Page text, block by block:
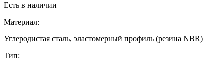
Есть в наличии
Материал:
Углеродистая сталь, эластомерный профиль (резина NBR)
Тип: